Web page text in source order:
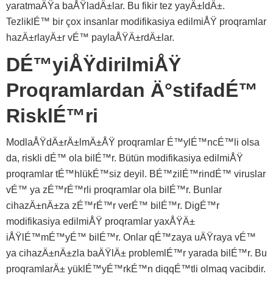
yaratmaÄŸa baÅŸladÄ±lar. Bu fikir tez yayÄ±ldÄ±.
TezliklÉ™ bir çox insanlar modifikasiya edilmiÅŸ proqramlar
hazÄ±rlayÄ±r vÉ™ paylaÅŸÄ±rdÄ±lar.
DÉ™yiÅŸdirilmiÅŸ
Proqramlardan Ä°stifadÉ™
RisklÉ™ri
ModlaÅŸdÄ±rÄ±lmÄ±ÅŸ proqramlar É™ylÉ™ncÉ™li olsa
da, riskli dÉ™ ola bilÉ™r. Bütün modifikasiya edilmiÅŸ
proqramlar tÉ™hlükÉ™siz deyil. BÉ™zilÉ™rindÉ™ viruslar
vÉ™ ya zÉ™rÉ™rli proqramlar ola bilÉ™r. Bunlar
cihazÄ±nÄ±za zÉ™rÉ™r verÉ™ bilÉ™r. DigÉ™r
modifikasiya edilmiÅŸ proqramlar yaxÅŸÄ±
iÅŸlÉ™mÉ™yÉ™ bilÉ™r. Onlar qÉ™zaya uÄŸraya vÉ™
ya cihazÄ±nÄ±zla baÄŸlÄ± problemlÉ™r yarada bilÉ™r. Bu
proqramlarÄ± yüklÉ™yÉ™rkÉ™n diqqÉ™tli olmaq vacibdir.